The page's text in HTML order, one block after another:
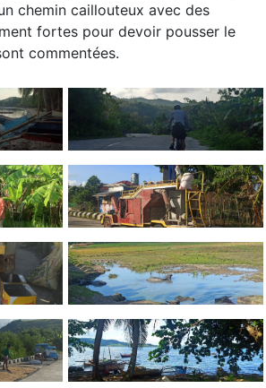
chemin caillouteux avec des
fortes pour devoir pousser le
commentées.